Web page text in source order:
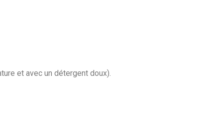
et avec un détergent doux).